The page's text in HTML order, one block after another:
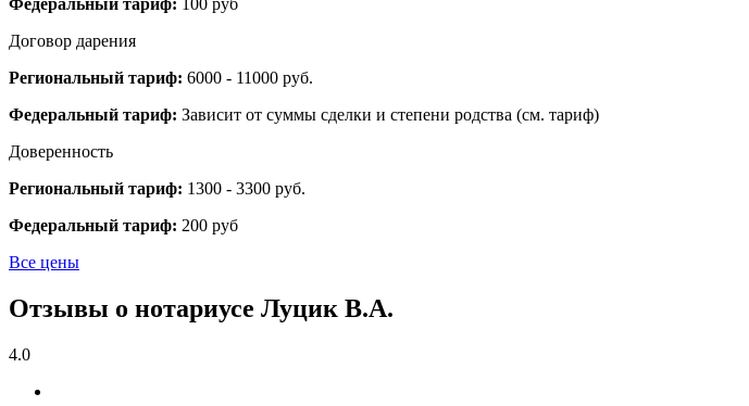
Договор дарения
Региональный тариф: 6000 - 11000 руб.
Федеральный тариф: Зависит от суммы сделки и степени родства (см. тариф)
Доверенность
Региональный тариф: 1300 - 3300 руб.
Федеральный тариф: 200 руб
Все цены
Отзывы о нотариусе Луцик В.А.
4.0